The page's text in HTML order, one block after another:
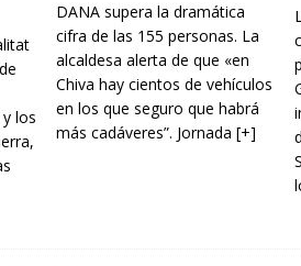
los
DANA supera la dramática
cifra de las 155 personas. La
alcaldesa alerta de que «en
Chiva hay cientos de vehículos
en los que seguro que habrá
más cadáveres”. Jornada [+]